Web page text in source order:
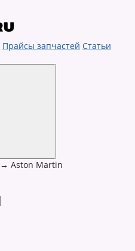
Прайсы запчастей Статьи
→ Aston Martin